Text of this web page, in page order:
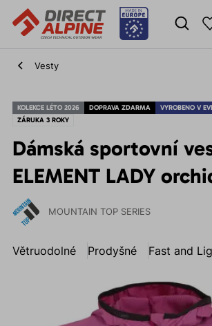
Vesty
KOLEKCE LÉTO 2026 DOPRAVA ZDARMA
VYROBENO V
ZÁRUKA 3 ROKY
Dámská sportovní
ELEMENT LADY
MOUNTAIN TOP SERIES
Větruodolné Prodyšné Fast and